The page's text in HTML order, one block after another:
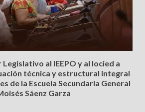
al IEEPO y al Iocied a
técnica y estructural integral
de la Escuela Secundaria General
Sáenz Garza